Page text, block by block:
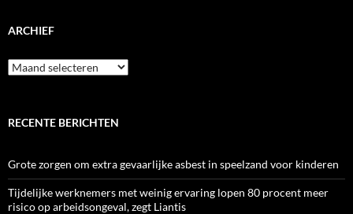
ARCHIEF
Archief
RECENTE BERICHTEN
Grote zorgen om extra gevaarlijke asbest in speelzand voor kinderen
Tijdelijke werknemers met weinig ervaring lopen 80 procent meer
risico op arbeidsongeval, zegt Liantis